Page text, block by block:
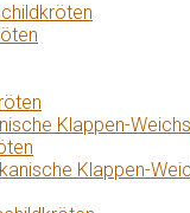
Klappen-
Klappen-